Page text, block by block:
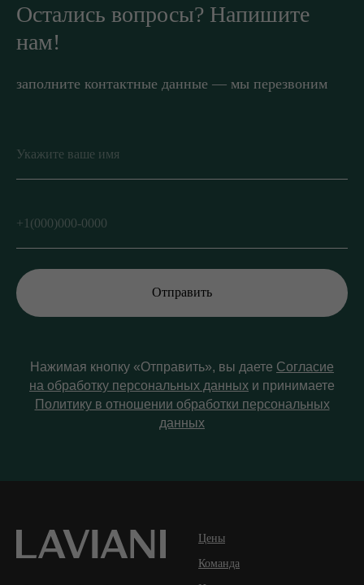
Остались вопросы? Напишите
нам!
заполните контактные данные — мы перезвоним
Отправить
Нажимая кнопку «Отправить», вы даете Согласие
на обработку персональных данных и принимаете
Политику в отношении обработки персональных
данных
Цены
Команда